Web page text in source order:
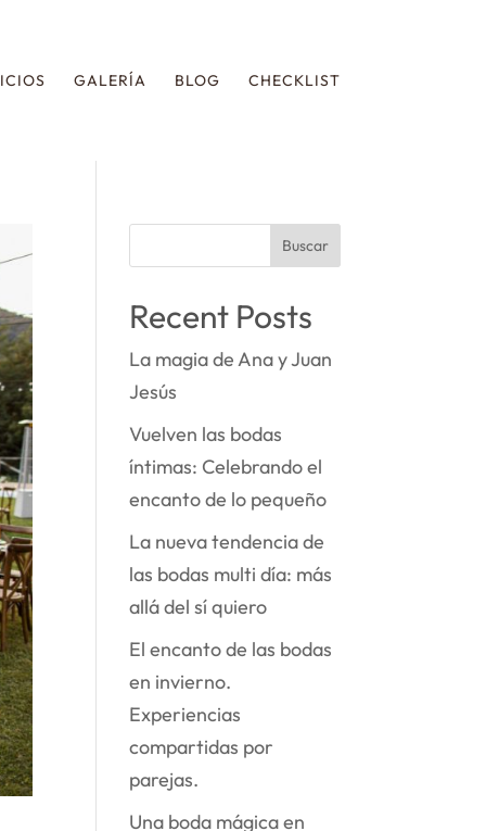
GALERÍA BLOG CHECKLIST
Buscar
Recent Posts
La magia de Ana y Juan
Jesús
Vuelven las bodas
íntimas: Celebrando el
encanto de lo pequeño
La nueva tendencia de
las bodas multi día: más
allá del sí quiero
El encanto de las bodas
en invierno.
Experiencias
compartidas por
parejas.
Una boda mágica en